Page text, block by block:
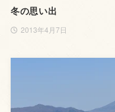
冬の思い出
2013年4月7日